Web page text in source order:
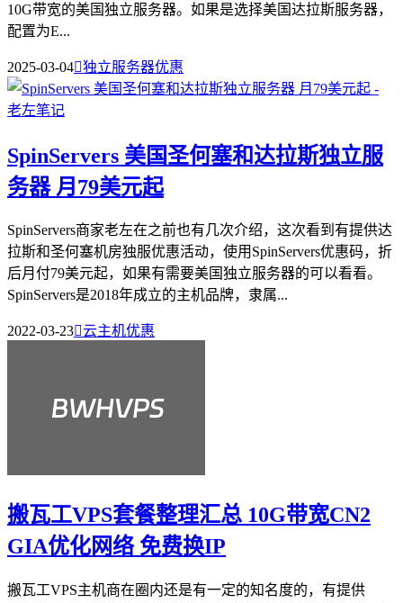
10G带宽的美国独立服务器。如果是选择美国达拉斯服务器，
配置为E...
2025-03-04独立服务器优惠
SpinServers 美国圣何塞和达拉斯独立服
务器 月79美元起
SpinServers商家老左在之前也有几次介绍，这次看到有提供达
拉斯和圣何塞机房独服优惠活动，使用SpinServers优惠码，折
后月付79美元起，如果有需要美国独立服务器的可以看看。
SpinServers是2018年成立的主机品牌，隶属...
2022-03-23云主机优惠
搬瓦工VPS套餐整理汇总 10G带宽CN2
GIA优化网络 免费换IP
搬瓦工VPS主机商在圈内还是有一定的知名度的，有提供